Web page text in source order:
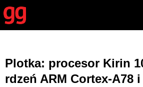
Plotka: procesor Kirin
rdzeń ARM Cortex-A78